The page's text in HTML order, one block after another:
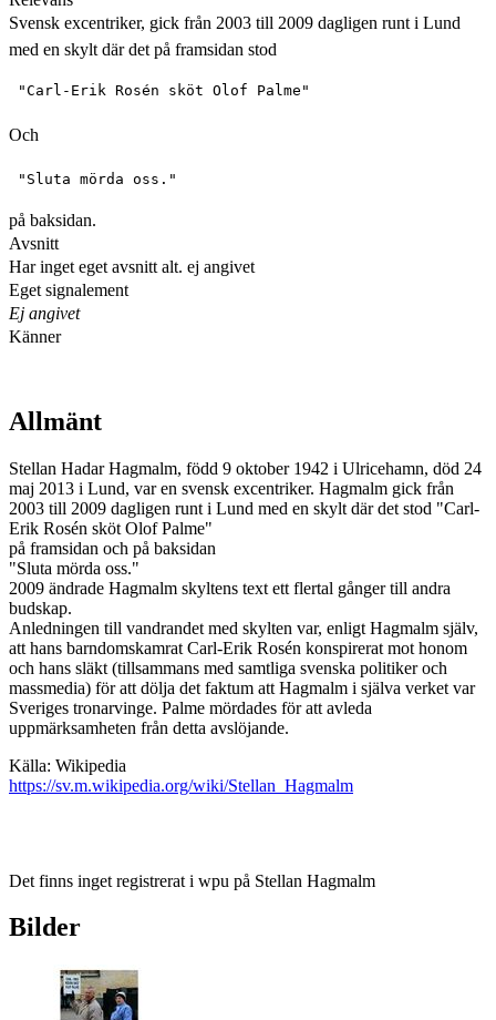
Svensk excentriker, gick från 2003 till 2009 dagligen runt i Lund
med en skylt där det på framsidan stod
Och
på baksidan.
Avsnitt
Har inget eget avsnitt alt. ej angivet
Eget signalement
Ej angivet
Känner
Allmänt
Stellan Hadar Hagmalm, född 9 oktober 1942 i Ulricehamn, död 24
maj 2013 i Lund, var en svensk excentriker. Hagmalm gick från
2003 till 2009 dagligen runt i Lund med en skylt där det stod "Carl-
Erik Rosén sköt Olof Palme"
på framsidan och på baksidan
"Sluta mörda oss."
2009 ändrade Hagmalm skyltens text ett flertal gånger till andra
budskap.
Anledningen till vandrandet med skylten var, enligt Hagmalm själv,
att hans barndomskamrat Carl-Erik Rosén konspirerat mot honom
och hans släkt (tillsammans med samtliga svenska politiker och
massmedia) för att dölja det faktum att Hagmalm i själva verket var
Sveriges tronarvinge. Palme mördades för att avleda
uppmärksamheten från detta avslöjande.
Källa: Wikipedia
https://sv.m.wikipedia.org/wiki/Stellan_Hagmalm
Det finns inget registrerat i wpu på Stellan Hagmalm
Bilder